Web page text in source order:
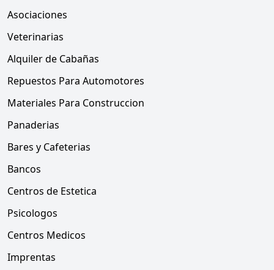
Asociaciones
Veterinarias
Alquiler de Cabañas
Repuestos Para Automotores
Materiales Para Construccion
Panaderias
Bares y Cafeterias
Bancos
Centros de Estetica
Psicologos
Centros Medicos
Imprentas